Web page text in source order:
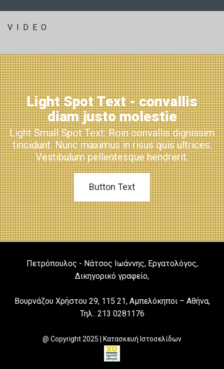
VIDEO
Light Spot Text - convallis
diam justo molestie
Light Small Spot Text: Roin convallis dignissim
tincidunt. Nunc maximus in risus quis ultrices.
Vestibulum pellentesque hendrerit.
Button Text
Πετρόπουλος - Νάτσος Ιωάννης, Εργατολόγος,
Δικηγορικό γραφείο,
Βουρνάζου Χρήστου 29, 115 21, Αμπελόκηποι – Αθήνα,
Τηλ.: 213 0281176
@ Copyright 2025 | Κατασκευή Ιστοσελίδων